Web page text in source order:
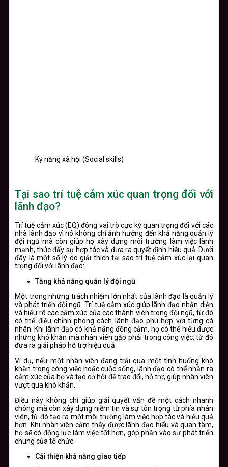
Kỹ năng xã hội (Social skills)
Tại sao trí tuệ cảm xúc quan trọng đối với
lãnh đạo?
Trí tuệ cảm xúc (EQ) đóng vai trò cực kỳ quan trọng đối với các
nhà lãnh đạo vì nó không chỉ ảnh hưởng đến khả năng quản lý
đội ngũ mà còn giúp họ xây dựng môi trường làm việc lành
mạnh, thúc đẩy sự hợp tác và đưa ra quyết định hiệu quả. Dưới
đây là một số lý do giải thích tại sao trí tuệ cảm xúc lại quan
trọng đối với lãnh đạo:
Tăng khả năng quản lý đội ngũ
Một trong những trách nhiệm lớn nhất của lãnh đạo là quản lý
và phát triển đội ngũ. Trí tuệ cảm xúc giúp lãnh đạo nhận diện
và hiểu rõ các cảm xúc của các thành viên trong đội ngũ, từ đó
có thể điều chỉnh phong cách lãnh đạo phù hợp với từng cá
nhân. Khi lãnh đạo có khả năng đồng cảm, họ có thể hiểu được
những khó khăn mà nhân viên gặp phải trong công việc, từ đó
đưa ra giải pháp hỗ trợ hiệu quả.
Ví dụ, nếu một nhân viên đang trải qua một tình huống khó
khăn trong công việc hoặc cuộc sống, lãnh đạo có thể nhận ra
cảm xúc của họ và tạo cơ hội để trao đổi, hỗ trợ, giúp nhân viên
vượt qua khó khăn.
Điều này không chỉ giúp giải quyết vấn đề một cách nhanh
chóng mà còn xây dựng niềm tin và sự tôn trọng từ phía nhân
viên, từ đó tạo ra một môi trường làm việc hợp tác và hiệu quả
hơn. Khi nhân viên cảm thấy được lãnh đạo hiểu và quan tâm,
họ sẽ có động lực làm việc tốt hơn, góp phần vào sự phát triển
chung của tổ chức.
Cải thiện khả năng giao tiếp